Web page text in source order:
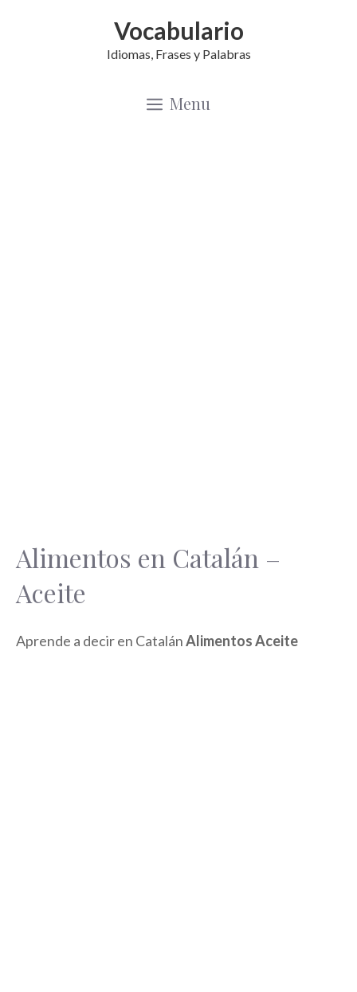
Vocabulario
Idiomas, Frases y Palabras
Menu
Alimentos en Catalán –
Aceite
Aprende a decir en CatalánAlimentos Aceite